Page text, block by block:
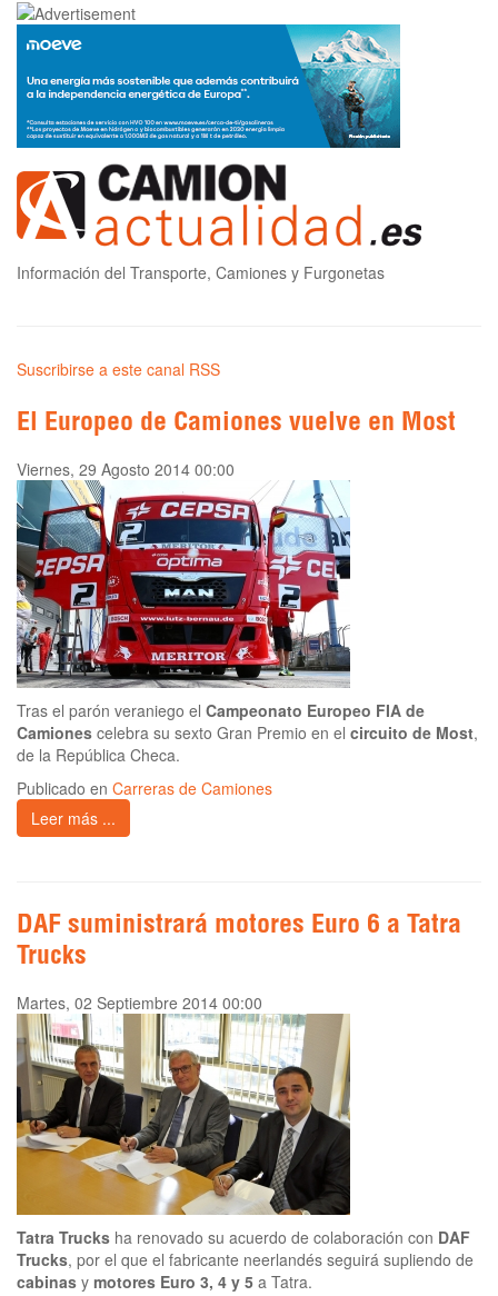
Información del Transporte, Camiones y Furgonetas
Suscribirse a este canal RSS
El Europeo de Camiones vuelve en Most
Viernes, 29 Agosto 2014 00:00
Tras el parón veraniego el Campeonato Europeo FIA de
Camiones celebra su sexto Gran Premio en el circuito de Most,
de la República Checa.
Publicado en Carreras de Camiones
Leer más ...
DAF suministrará motores Euro 6 a Tatra
Trucks
Martes, 02 Septiembre 2014 00:00
Tatra Trucks ha renovado su acuerdo de colaboración con DAF
Trucks, por el que el fabricante neerlandés seguirá supliendo de
cabinas y motores Euro 3, 4 y 5 a Tatra.